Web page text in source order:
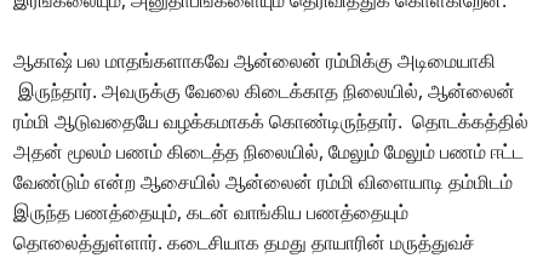
ஆகாஷ் பல மாதங்களாகவே ஆன்லைன் ரம்மிக்கு அடிமையாகி
இருந்தார். அவருக்கு வேலை கிடைக்காத நிலையில், ஆன்லைன்
ரம்மி ஆடுவதையே வழக்கமாகக் கொண்டிருந்தார். தொடக்கத்தில்
அதன் மூலம் பணம் கிடைத்த நிலையில், மேலும் மேலும் பணம் ஈட்ட
வேண்டும் என்ற ஆசையில் ஆன்லைன் ரம்மி விளையாடி தம்மிடம்
இருந்த பணத்தையும், கடன் வாங்கிய பணத்தையும்
தொலைத்துள்ளார். கடைசியாக தமது தாயாரின் மருத்துவச்